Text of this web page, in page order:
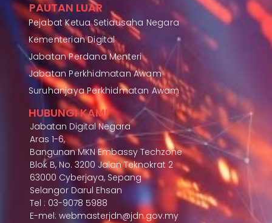
PAUTAN LUAR
Pejabat Ketua Setiausaha Negara
Kementerian Digital
Jabatan Perdana Menteri
Jabatan Perkhidmatan Awam
Suruhanjaya Perkhidmatan Awam
HUBUNGI KAMI
Jabatan Digital Negara
Aras 1-6,
Bangunan MKN Embassy Techzone
Blok B, No. 3200 Jalan Teknokrat 2
63000 Cyberjaya, Sepang
Selangor Darul Ehsan
Tel : 03-9078 5988
E-mel: webmasterjdn@jdn.gov.my